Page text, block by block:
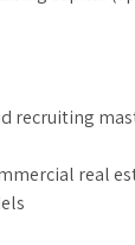
recruiting
real